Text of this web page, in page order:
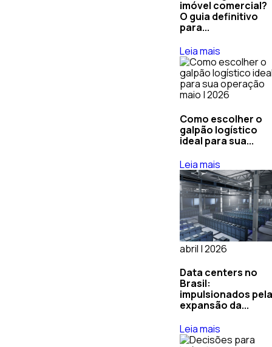
imóvel comercial?
O guia definitivo
para...
Leia mais
maio | 2026
Como escolher o
galpão logístico
ideal para sua...
Leia mais
abril | 2026
Data centers no
Brasil:
impulsionados
expansão da...
Leia mais